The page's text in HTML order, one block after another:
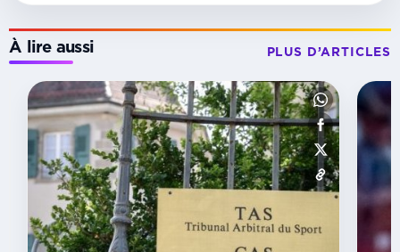
À lire aussi PLUS D’ARTICLES
INSTANCES
Échecs :
le
Gabon
accède
la
vice-